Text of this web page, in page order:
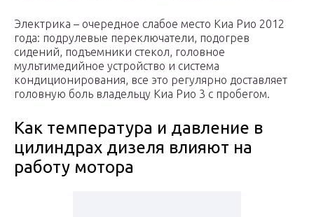
Электрика – очередное слабое место Киа Рио 2012
года: подрулевые переключатели, подогрев
сидений, подъемники стекол, головное
мультимедийное устройство и система
кондиционирования, все это регулярно доставляет
головную боль владельцу Киа Рио 3 с пробегом.
Как температура и давление в
цилиндрах дизеля влияют на
работу мотора